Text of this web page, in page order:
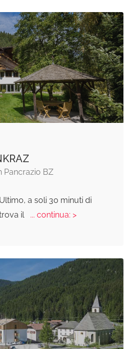
Pancrazio BZ
a soli 30 minuti di
il
... continua: >